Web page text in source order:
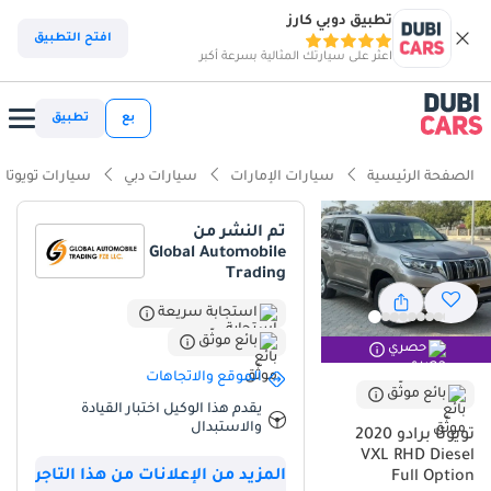
تطبيق دوبي كارز
اعثر على سيارتك المثالية بسرعة أكبر
افتح التطبيق
بع تطبيق
الصفحة الرئيسية سيارات الإمارات سيارات دبي سيارات تويوتا
حصري
بائع موثّق
تويوتا برادو 2020
VXL RHD Diesel
Full Option
تم النشر من
Global Automobile
Trading
استجابة سريعة
بائع موثّق
الموقع والاتجاهات
يقدم هذا الوكيل اختبار القيادة
والاستبدال
المزيد من الإعلانات من هذا التاجر